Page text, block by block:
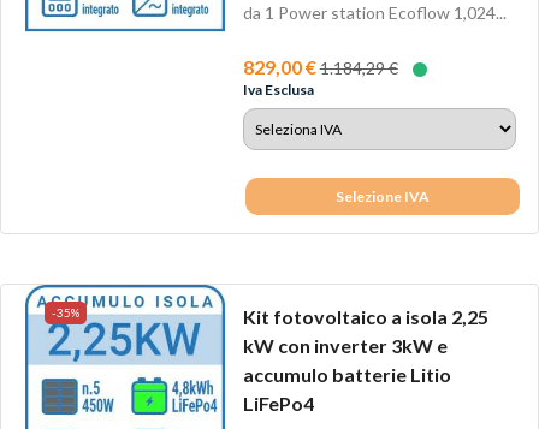
da 1 Power station Ecoflow 1,024...
829,00 €1.184,29 €
Iva Esclusa
Selezione IVA
-35%
Kit fotovoltaico a isola 2,25
kW con inverter 3kW e
accumulo batterie Litio
LiFePo4